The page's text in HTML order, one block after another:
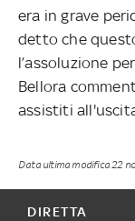
era in grave
detto che
l’assoluzione
Bellora
assistiti
Data ultima modifica 22
DIRETTA